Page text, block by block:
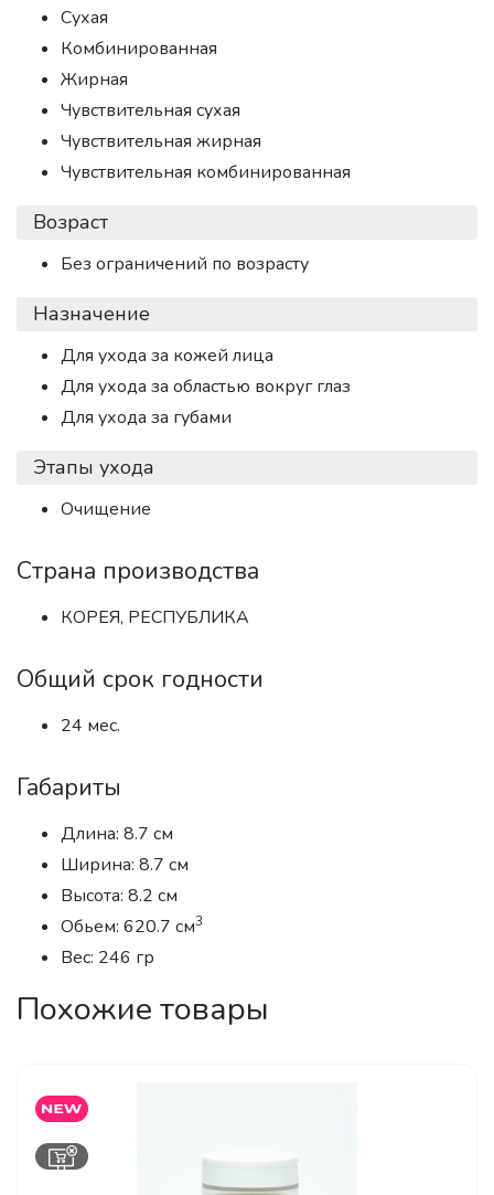
Сухая
Комбинированная
Жирная
Чувствительная сухая
Чувствительная жирная
Чувствительная комбинированная
Возраст
Без ограничений по возрасту
Назначение
Для ухода за кожей лица
Для ухода за областью вокруг глаз
Для ухода за губами
Этапы ухода
Очищение
Страна производства
КОРЕЯ, РЕСПУБЛИКА
Общий срок годности
24 мес.
Габариты
Длина: 8.7 см
Ширина: 8.7 см
Высота: 8.2 см
Обьем: 620.7 см3
Вес: 246 гр
Похожие товары